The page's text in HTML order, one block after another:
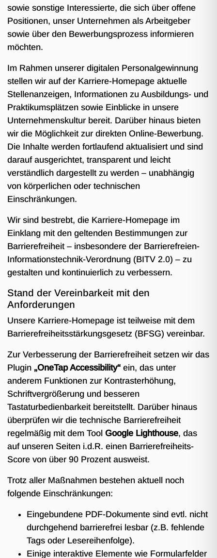
sowie sonstige Interessierte, die sich über offene
Positionen, unser Unternehmen als Arbeitgeber
sowie über den Bewerbungsprozess informieren
möchten.
Im Rahmen unserer digitalen Personalgewinnung
stellen wir auf der Karriere-Homepage aktuelle
Stellenanzeigen, Informationen zu Ausbildungs- und
Praktikumsplätzen sowie Einblicke in unsere
Unternehmenskultur bereit. Darüber hinaus bieten
wir die Möglichkeit zur direkten Online-Bewerbung.
Die Inhalte werden fortlaufend aktualisiert und sind
darauf ausgerichtet, transparent und leicht
verständlich dargestellt zu werden – unabhängig
von körperlichen oder technischen
Einschränkungen.
Wir sind bestrebt, die Karriere-Homepage im
Einklang mit den geltenden Bestimmungen zur
Barrierefreiheit – insbesondere der Barrierefreien-
Informationstechnik-Verordnung (BITV 2.0) – zu
gestalten und kontinuierlich zu verbessern.
Stand der Vereinbarkeit mit den
Anforderungen
Unsere Karriere-Homepage ist teilweise mit dem
Barrierefreiheitsstärkungsgesetz (BFSG) vereinbar.
Zur Verbesserung der Barrierefreiheit setzen wir das
Plugin „OneTap Accessibility“ ein, das unter
anderem Funktionen zur Kontrasterhöhung,
Schriftvergrößerung und besseren
Tastaturbedienbarkeit bereitstellt. Darüber hinaus
überprüfen wir die technische Barrierefreiheit
regelmäßig mit dem Tool Google Lighthouse, das
auf unseren Seiten i.d.R. einen Barrierefreiheits-
Score von über 90 Prozent ausweist.
Trotz aller Maßnahmen bestehen aktuell noch
folgende Einschränkungen:
Eingebundene PDF-Dokumente sind evtl. nicht
durchgehend barrierefrei lesbar (z.B. fehlende
Tags oder Lesereihenfolge).
Einige interaktive Elemente wie Formularfelder